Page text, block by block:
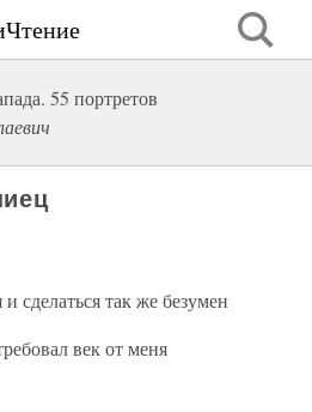
55 портретов
сделаться так же безумен
век от меня